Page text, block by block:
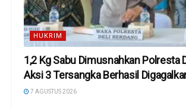
HUKRIM
1,2 Kg Sabu Dimusnahkan Polresta
Aksi 3 Tersangka Berhasil
7 AGUSTUS 2026